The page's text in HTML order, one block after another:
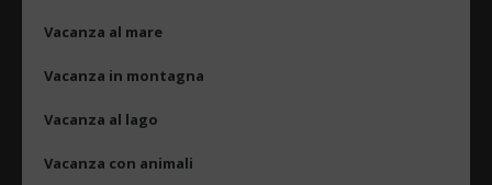
Vacanza al mare
Vacanza in montagna
Vacanza al lago
Vacanza con animali